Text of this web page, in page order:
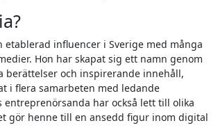
etablerad influencer i Sverige med många
Hon har skapat sig ett namn genom
berättelser och inspirerande innehåll,
i flera samarbeten med ledande
entreprenörsanda har också lett till olika
gör henne till en ansedd figur inom digital